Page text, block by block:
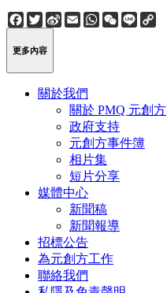
Facebook
Twitter
Sina
Weibo
EmailWhatsApp
WeChat
Line
更多內容
關於我們
關於 PMQ 元創方
政府支持
元創方事件簿
相片集
短片分享
媒體中心
新聞稿
新聞報導
招標公告
為元創方工作
聯絡我們